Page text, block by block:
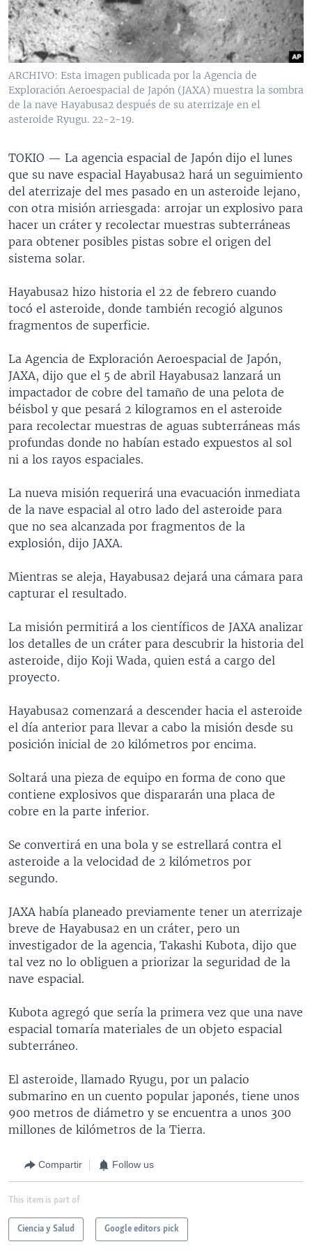
VENEZUELA
BRASIL
NICARAGUA
ECONOMÍA
ENTRETENIMIENTO Y CULTURA
TECNOLOGÍA
DEPORTES
CIENCIA Y SALUD
MULTIMEDIA
VIDEOS
FOTOGRAFÍA
AUDIOS
PROGRAMAS TV
EL MUNDO AL DÍA
FORO INTERAMERICANO
VISIÓN 360
PANORAMA
RADIO
AVANCE INFORMATIVO
AUDIONOTICIAS
ESTADOS UNIDOS AL DÍA
EL MUNDO AL DÍA [RADIO]
FORO [RADIO]
DEPORTIVO INTERNACIONAL
NOTA ECONÓMICA
ENTRETENIMIENTO
DIRECT
DOCUMENTALES DE LA VOA
SÍGANOS
Idiomas
ARCHIVO: Esta imagen publicada por la Agencia de
Exploración Aeroespacial de Japón (JAXA) muestra la sombra
de la nave Hayabusa2 después de su aterrizaje en el
asteroide Ryugu. 22-2-19.
TOKIO — La agencia espacial de Japón dijo el lunes
que su nave espacial Hayabusa2 hará un seguimiento
del aterrizaje del mes pasado en un asteroide lejano,
con otra misión arriesgada: arrojar un explosivo para
hacer un cráter y recolectar muestras subterráneas
para obtener posibles pistas sobre el origen del
sistema solar.
Hayabusa2 hizo historia el 22 de febrero cuando
tocó el asteroide, donde también recogió algunos
fragmentos de superficie.
La Agencia de Exploración Aeroespacial de Japón,
JAXA, dijo que el 5 de abril Hayabusa2 lanzará un
impactador de cobre del tamaño de una pelota de
béisbol y que pesará 2 kilogramos en el asteroide
para recolectar muestras de aguas subterráneas más
profundas donde no habían estado expuestos al sol
ni a los rayos espaciales.
La nueva misión requerirá una evacuación inmediata
de la nave espacial al otro lado del asteroide para
que no sea alcanzada por fragmentos de la
explosión, dijo JAXA.
Mientras se aleja, Hayabusa2 dejará una cámara para
capturar el resultado.
La misión permitirá a los científicos de JAXA analizar
los detalles de un cráter para descubrir la historia del
asteroide, dijo Koji Wada, quien está a cargo del
proyecto.
Hayabusa2 comenzará a descender hacia el asteroide
el día anterior para llevar a cabo la misión desde su
posición inicial de 20 kilómetros por encima.
Soltará una pieza de equipo en forma de cono que
contiene explosivos que dispararán una placa de
cobre en la parte inferior.
Se convertirá en una bola y se estrellará contra el
asteroide a la velocidad de 2 kilómetros por
segundo.
JAXA había planeado previamente tener un aterrizaje
breve de Hayabusa2 en un cráter, pero un
investigador de la agencia, Takashi Kubota, dijo que
tal vez no lo obliguen a priorizar la seguridad de la
nave espacial.
Kubota agregó que sería la primera vez que una nave
espacial tomaría materiales de un objeto espacial
subterráneo.
El asteroide, llamado Ryugu, por un palacio
submarino en un cuento popular japonés, tiene unos
900 metros de diámetro y se encuentra a unos 300
millones de kilómetros de la Tierra.
Compartir Follow us
This item is part of
Ciencia y Salud Google editors pick